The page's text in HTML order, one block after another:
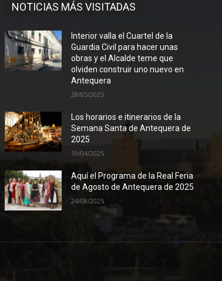
NOTICIAS MÁS VISITADAS
Interior valla el Cuartel de la
Guardia Civil para hacer unas
obras y el Alcalde teme que
olviden construir uno nuevo en
Antequera
28/05/2025
Los horarios e itinerarios de la
Semana Santa de Antequera de
2025
19/04/2025
Aquí el Programa de la Real Feria
de Agosto de Antequera de 2025
24/08/2025